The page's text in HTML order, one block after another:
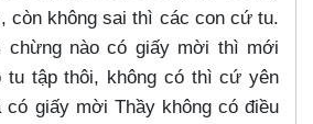
còn không sai thì các con cứ tu.
chừng nào có giấy mời thì mới
tu tập thôi, không có thì cứ yên
có giấy mời Thầy không có điều